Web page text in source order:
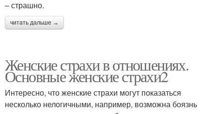
– страшно.
читать дальше →
Женские страхи в отношениях.
Основные женские страхи2
Интересно, что женские страхи могут показаться
несколько нелогичными, например, возможна боязнь